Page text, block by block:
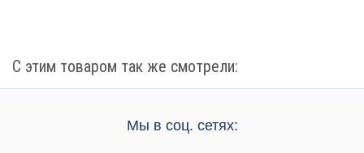
С этим товаром так же смотрели:
Мы в соц. сетях: